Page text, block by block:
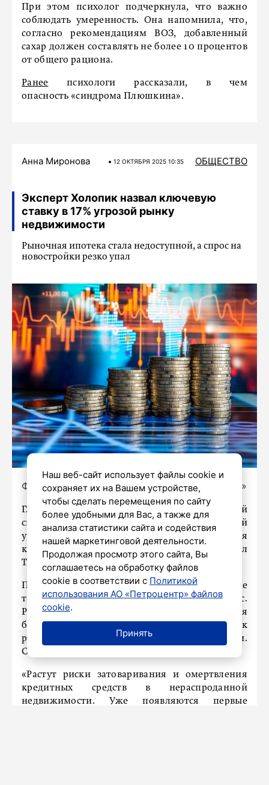
При этом психолог подчеркнула, что важно
соблюдать умеренность. Она напомнила, что,
согласно рекомендациям ВОЗ, добавленный
сахар должен составлять не более 10 процентов
от общего рациона.
Ранее психологи рассказали, в чем
опасность «синдрома Плюшкина».
Анна Миронова 12 ОКТЯБРЯ 2025 10:35 ОБЩЕСТВО
Эксперт Холопик назвал ключевую
ставку в 17% угрозой рынку
недвижимости
Рыночная ипотека стала недоступной, а спрос на
новостройки резко упал
Фото: Олег Золото / «Петербургский дневник»
Глава ЕРЗ.РФ предупредил о непростой
ситуации в строительной отрасли. Текущий
уровень ключевой ставки в 17% является
критическим для рынка недвижимости, заявил
ТАСС руководитель ЕРЗ.РФ Кирилл Холопик.
По словам эксперта, длительное сохранение
такой стоимости кредитов парализует спрос.
Рыночная ипотека практически недоступна для
большинства покупателей, что уже привело к
резкому сокращению сделок с новостройками.
Ситуация создает цепную реакцию проблем.
«Растут риски затоваривания и омертвления
кредитных средств в нераспроданной
недвижимости. Уже появляются первые
Наш веб-сайт использует файлы cookie и
сохраняет их на Вашем устройстве,
чтобы сделать перемещения по сайту
более удобными для Вас, а также для
анализа статистики сайта и содействия
нашей маркетинговой деятельности.
Продолжая просмотр этого сайта, Вы
соглашаетесь на обработку файлов
cookie в соответствии с Политикой
использования АО «Петроцентр» файлов
cookie.
Принять